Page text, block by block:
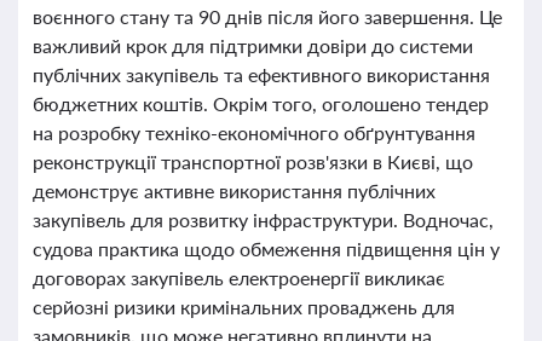
воєнного стану та 90 днів після його завершення. Це
важливий крок для підтримки довіри до системи
публічних закупівель та ефективного використання
бюджетних коштів. Окрім того, оголошено тендер
на розробку техніко-економічного обґрунтування
реконструкції транспортної розв'язки в Києві, що
демонструє активне використання публічних
закупівель для розвитку інфраструктури. Водночас,
судова практика щодо обмеження підвищення цін у
договорах закупівель електроенергії викликає
серйозні ризики кримінальних проваджень для
замовників, що може негативно вплинути на